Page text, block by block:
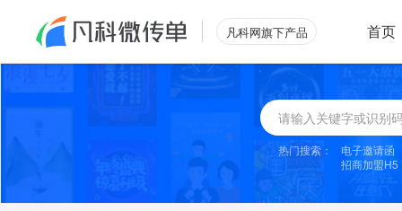
凡科网旗下产品 首页
热门搜索：
电子邀请函
招商加盟H5